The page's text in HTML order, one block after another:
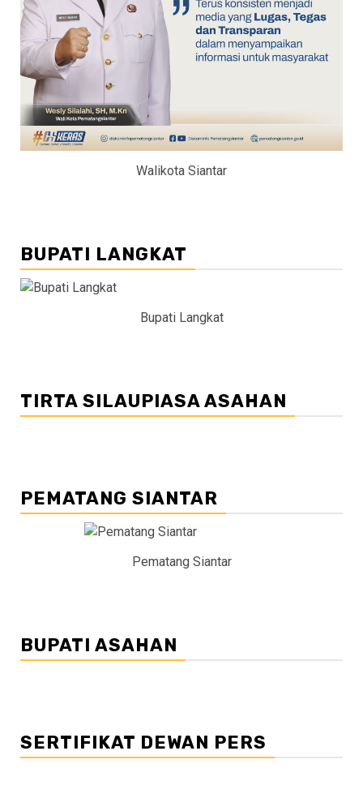
Walikota Siantar
BUPATI LANGKAT
Bupati Langkat
TIRTA SILAUPIASA ASAHAN
PEMATANG SIANTAR
Pematang Siantar
BUPATI ASAHAN
SERTIFIKAT DEWAN PERS